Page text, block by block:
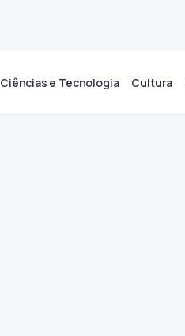
Ciências e Tecnologia Cultura